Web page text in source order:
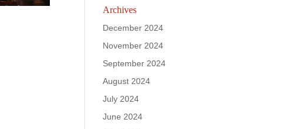
Archives
December 2024
November 2024
September 2024
August 2024
July 2024
June 2024